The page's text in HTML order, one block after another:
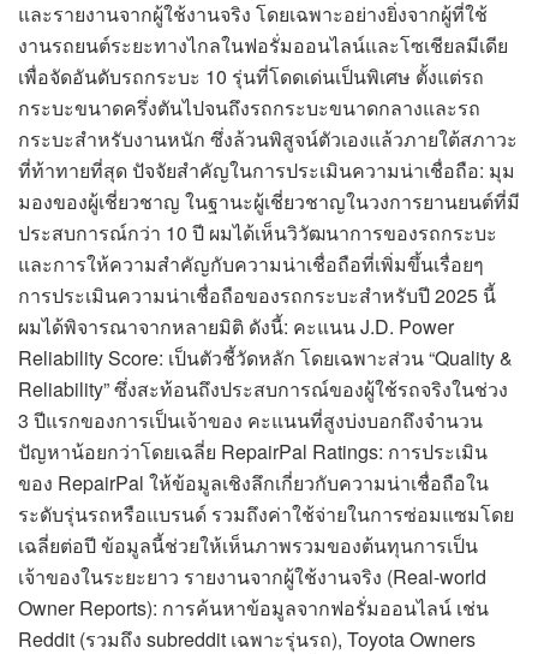
และรายงานจากผู้ใช้งานจริง โดยเฉพาะอย่างยิ่งจากผู้ที่ใช้
งานรถยนต์ระยะทางไกลในฟอรั่มออนไลน์และโซเชียลมีเดีย
เพื่อจัดอันดับรถกระบะ 10 รุ่นที่โดดเด่นเป็นพิเศษ ตั้งแต่รถ
กระบะขนาดครึ่งตันไปจนถึงรถกระบะขนาดกลางและรถ
กระบะสำหรับงานหนัก ซึ่งล้วนพิสูจน์ตัวเองแล้วภายใต้สภาวะ
ที่ท้าทายที่สุด ปัจจัยสำคัญในการประเมินความน่าเชื่อถือ: มุม
มองของผู้เชี่ยวชาญ ในฐานะผู้เชี่ยวชาญในวงการยานยนต์ที่มี
ประสบการณ์กว่า 10 ปี ผมได้เห็นวิวัฒนาการของรถกระบะ
และการให้ความสำคัญกับความน่าเชื่อถือที่เพิ่มขึ้นเรื่อยๆ
การประเมินความน่าเชื่อถือของรถกระบะสำหรับปี 2025 นี้
ผมได้พิจารณาจากหลายมิติ ดังนี้: คะแนน J.D. Power
Reliability Score: เป็นตัวชี้วัดหลัก โดยเฉพาะส่วน “Quality &
Reliability” ซึ่งสะท้อนถึงประสบการณ์ของผู้ใช้รถจริงในช่วง
3 ปีแรกของการเป็นเจ้าของ คะแนนที่สูงบ่งบอกถึงจำนวน
ปัญหาน้อยกว่าโดยเฉลี่ย RepairPal Ratings: การประเมิน
ของ RepairPal ให้ข้อมูลเชิงลึกเกี่ยวกับความน่าเชื่อถือใน
ระดับรุ่นรถหรือแบรนด์ รวมถึงค่าใช้จ่ายในการซ่อมแซมโดย
เฉลี่ยต่อปี ข้อมูลนี้ช่วยให้เห็นภาพรวมของต้นทุนการเป็น
เจ้าของในระยะยาว รายงานจากผู้ใช้งานจริง (Real-world
Owner Reports): การค้นหาข้อมูลจากฟอรั่มออนไลน์ เช่น
Reddit (รวมถึง subreddit เฉพาะรุ่นรถ), Toyota Owners